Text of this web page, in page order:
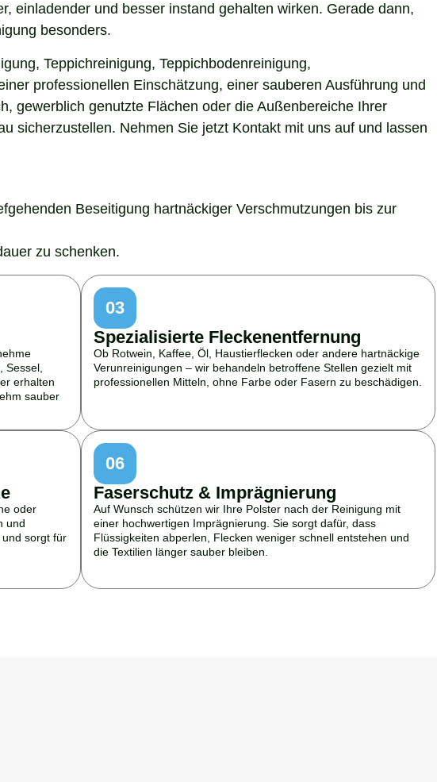
einladender und besser instand gehalten wirken. Gerade dann,
besonders.
Teppichreinigung, Teppichbodenreinigung,
professionellen Einschätzung, einer sauberen Ausführung und
gewerblich genutzte Flächen oder die Außenbereiche Ihrer
sicherzustellen. Nehmen Sie jetzt Kontakt mit uns auf und lassen
Beseitigung hartnäckiger Verschmutzungen bis zur
zu schenken.
Sessel,
erhalten
sauber
03
Spezialisierte Fleckenentfernung
Ob Rotwein, Kaffee, Öl, Haustierflecken oder andere hartnäckige
Verunreinigungen – wir behandeln betroffene Stellen gezielt mit
professionellen Mitteln, ohne Farbe oder Fasern zu beschädigen.
oder
und
sorgt für
06
Faserschutz & Imprägnierung
Auf Wunsch schützen wir Ihre Polster nach der Reinigung mit
einer hochwertigen Imprägnierung. Sie sorgt dafür, dass
Flüssigkeiten abperlen, Flecken weniger schnell entstehen und
die Textilien länger sauber bleiben.